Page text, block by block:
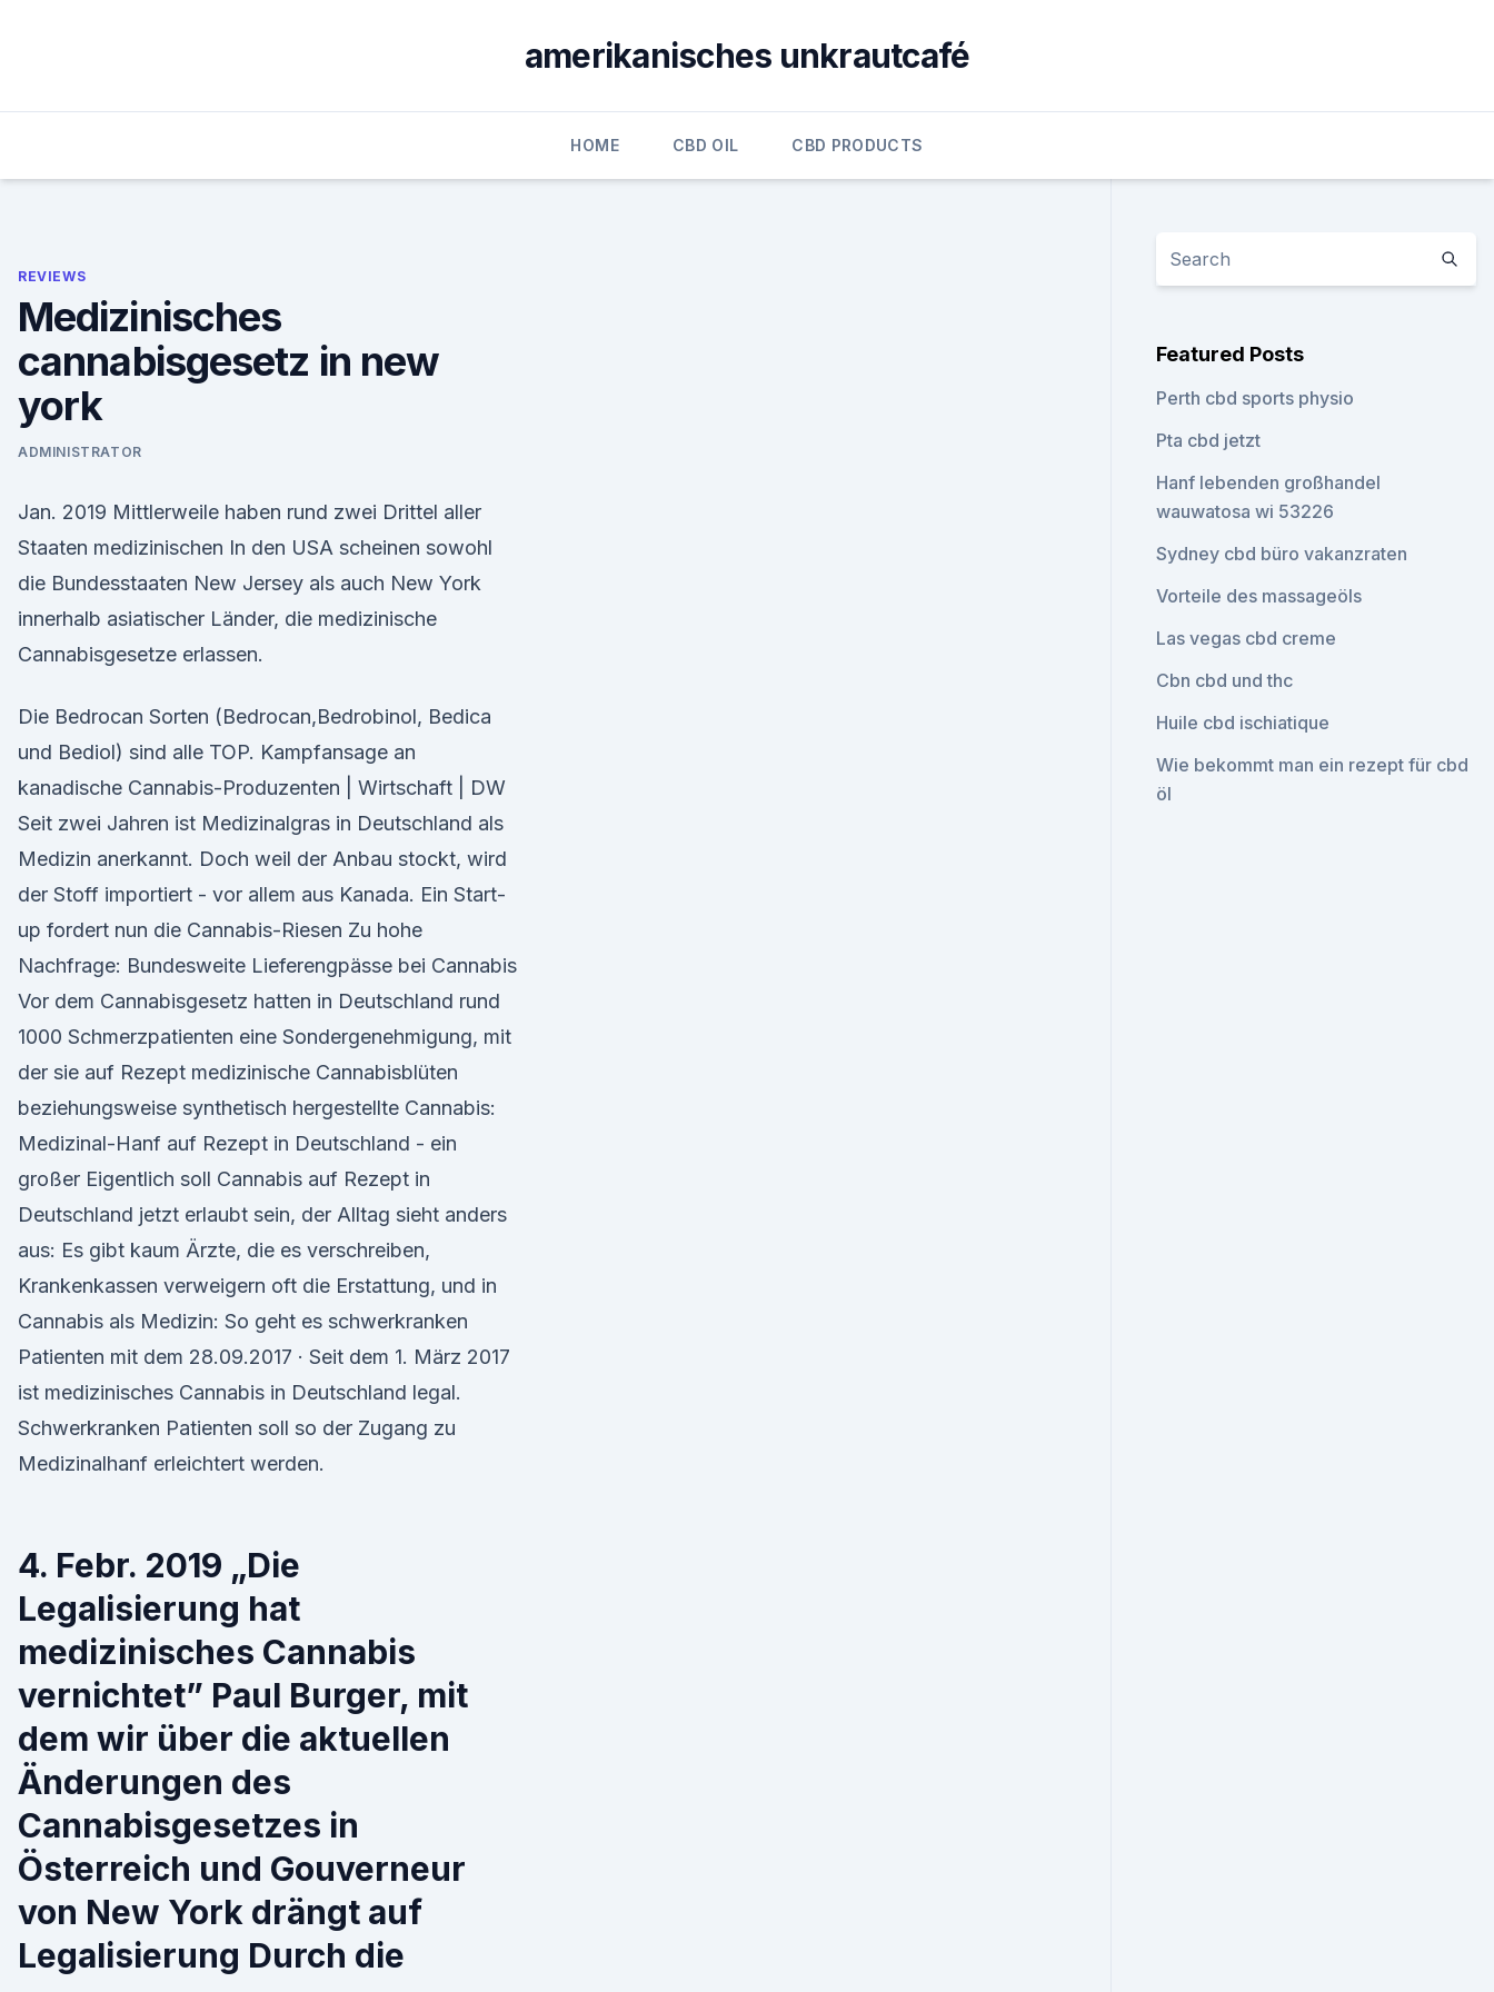
amerikanisches unkrautcafé
HOME CBD OIL CBD PRODUCTS
REVIEWS
Medizinisches
cannabisgesetz in new
york
ADMINISTRATOR
Jan. 2019 Mittlerweile haben rund zwei Drittel aller
Staaten medizinischen In den USA scheinen sowohl
die Bundesstaaten New Jersey als auch New York
innerhalb asiatischer Länder, die medizinische
Cannabisgesetze erlassen.
Die Bedrocan Sorten (Bedrocan,Bedrobinol, Bedica
und Bediol) sind alle TOP. Kampfansage an
kanadische Cannabis-Produzenten | Wirtschaft | DW
Seit zwei Jahren ist Medizinalgras in Deutschland als
Medizin anerkannt. Doch weil der Anbau stockt, wird
der Stoff importiert - vor allem aus Kanada. Ein Start-
up fordert nun die Cannabis-Riesen Zu hohe
Nachfrage: Bundesweite Lieferengpässe bei Cannabis
Vor dem Cannabisgesetz hatten in Deutschland rund
1000 Schmerzpatienten eine Sondergenehmigung, mit
der sie auf Rezept medizinische Cannabisblüten
beziehungsweise synthetisch hergestellte Cannabis:
Medizinal-Hanf auf Rezept in Deutschland - ein
großer Eigentlich soll Cannabis auf Rezept in
Deutschland jetzt erlaubt sein, der Alltag sieht anders
aus: Es gibt kaum Ärzte, die es verschreiben,
Krankenkassen verweigern oft die Erstattung, und in
Cannabis als Medizin: So geht es schwerkranken
Patienten mit dem 28.09.2017 · Seit dem 1. März 2017
ist medizinisches Cannabis in Deutschland legal.
Schwerkranken Patienten soll so der Zugang zu
Medizinalhanf erleichtert werden.
4. Febr. 2019 „Die
Legalisierung hat
medizinisches Cannabis
vernichtet” Paul Burger, mit
dem wir über die aktuellen
Änderungen des
Cannabisgesetzes in
Österreich und Gouverneur
von New York drängt auf
Legalisierung Durch die
Featured Posts
Perth cbd sports physio
Pta cbd jetzt
Hanf lebenden großhandel
wauwatosa wi 53226
Sydney cbd büro vakanzraten
Vorteile des massageöls
Las vegas cbd creme
Cbn cbd und thc
Huile cbd ischiatique
Wie bekommt man ein rezept für cbd
öl